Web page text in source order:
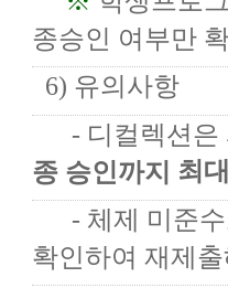
종승인 여부만
6) 유의사항
- 디컬렉션은
종 승인까지 최
- 체제 미준수
확인하여 재제